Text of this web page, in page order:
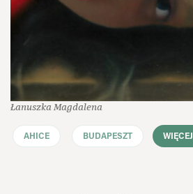
Łanuszka Magdalena
AHICE BUDAPESZT WIĘCEJ